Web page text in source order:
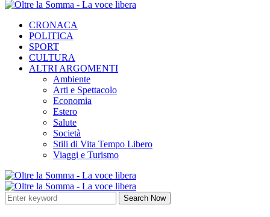
CRONACA
POLITICA
SPORT
CULTURA
ALTRI ARGOMENTI
Ambiente
Arti e Spettacolo
Economia
Estero
Salute
Società
Stili di Vita Tempo Libero
Viaggi e Turismo
Search Now